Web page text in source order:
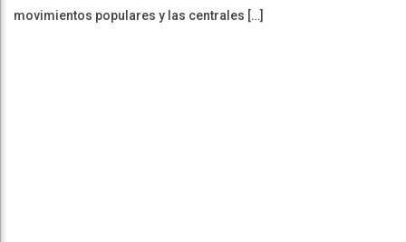
movimientos populares y las centrales […]